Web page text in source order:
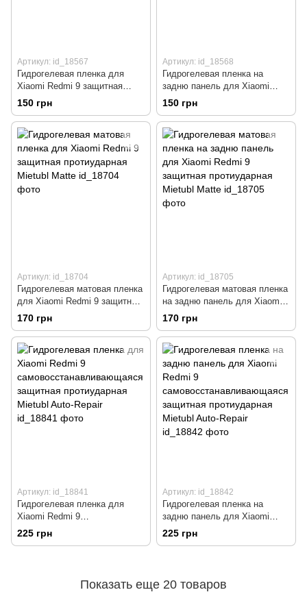
Артикул: id_18567
Гидрогелевая пленка для
Xiaomi Redmi 9 защитная
протиударная Mietubl Super-
TPU Clear
150 грн
Артикул: id_18568
Гидрогелевая пленка на
задню панель для Xiaomi
Redmi 9 защитная
протиударная Mietubl Super-
TPU Clear
150 грн
Артикул: id_18704
Гидрогелевая матовая пленка
для Xiaomi Redmi 9 защитная
протиударная Mietubl Matte
170 грн
Артикул: id_18705
Гидрогелевая матовая пленка
на задню панель для Xiaomi
Redmi 9 защитная
протиударная Mietubl Matte
170 грн
Артикул: id_18841
Гидрогелевая пленка для
Xiaomi Redmi 9
самовосстанавливающаяся
защитная протиударная
225 грн
Артикул: id_18842
Гидрогелевая пленка на
задню панель для Xiaomi
Redmi 9
самовосстанавливающаяся
225 грн
Показать еще 20 товаров